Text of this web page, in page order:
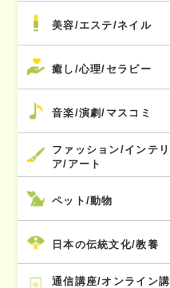
美容/エステ/ネイル
癒し/心理/セラピー
音楽/演劇/マスコミ
ファッション/インテリ
ア/アート
ペット/動物
日本の伝統文化/教養
通信講座/オンライン講